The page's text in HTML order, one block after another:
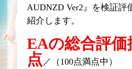
AUDNZD Ver2』を検証評
紹介します。
EAの総合評
点 ／（100点満点中）